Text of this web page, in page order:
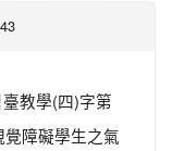
教學(四)字第
障礙學生之氣